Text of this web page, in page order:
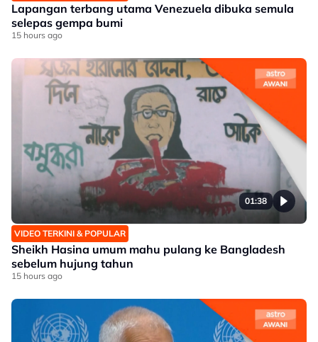
Lapangan terbang utama Venezuela dibuka semula
selepas gempa bumi
15 hours ago
01:38
VIDEO TERKINI & POPULAR
Sheikh Hasina umum mahu pulang ke Bangladesh
sebelum hujung tahun
15 hours ago